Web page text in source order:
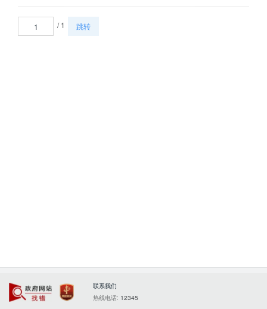
/ 1 跳转
政府网站找错
党政机关
联系我们
热线电话: 12345